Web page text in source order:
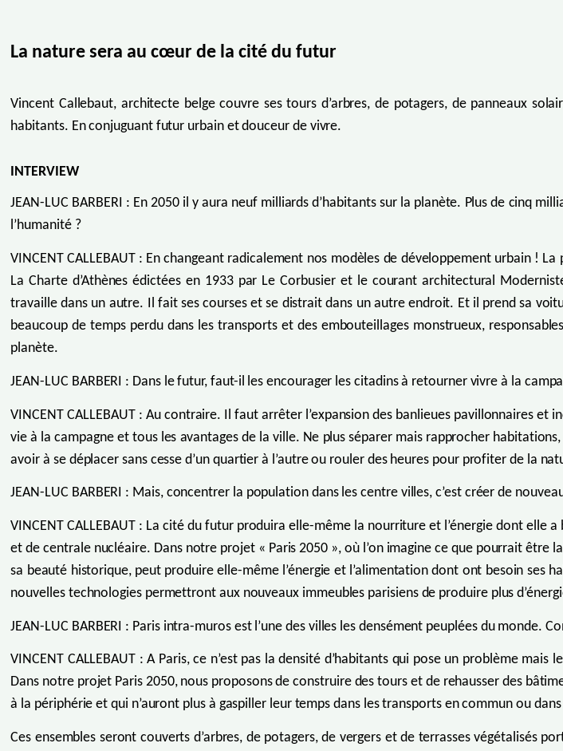
La nature sera au cœur de la cité du futur
Vincent Callebaut, architecte belge couvre ses tours d’arbres, de potagers, de panneaux
habitants. En conjuguant futur urbain et douceur de vivre.
INTERVIEW
JEAN-LUC BARBERI : En 2050 il y aura neuf milliards d’habitants sur la planète. Plus de cinq
l’humanité ?
VINCENT CALLEBAUT : En changeant radicalement nos modèles de développement urbain !
La Charte d’Athènes édictées en 1933 par Le Corbusier et le courant architectural
travaille dans un autre. Il fait ses courses et se distrait dans un autre endroit. Et il prend sa
beaucoup de temps perdu dans les transports et des embouteillages monstrueux,
planète.
JEAN-LUC BARBERI : Dans le futur, faut-il les encourager les citadins à retourner vivre à la
VINCENT CALLEBAUT : Au contraire. Il faut arrêter l’expansion des banlieues pavillonnaires
vie à la campagne et tous les avantages de la ville. Ne plus séparer mais rapprocher
avoir à se déplacer sans cesse d’un quartier à l’autre ou rouler des heures pour profiter de la
JEAN-LUC BARBERI : Mais, concentrer la population dans les centre villes, c’est créer de
VINCENT CALLEBAUT : La cité du futur produira elle-même la nourriture et l’énergie dont elle
et de centrale nucléaire. Dans notre projet « Paris 2050 », où l’on imagine ce que pourrait être
sa beauté historique, peut produire elle-même l’énergie et l’alimentation dont ont besoin ses
nouvelles technologies permettront aux nouveaux immeubles parisiens de produire plus
JEAN-LUC BARBERI : Paris intra-muros est l’une des villes les densément peuplées du monde.
VINCENT CALLEBAUT : A Paris, ce n’est pas la densité d’habitants qui pose un problème
Dans notre projet Paris 2050, nous proposons de construire des tours et de rehausser des
à la périphérie et qui n’auront plus à gaspiller leur temps dans les transports en commun ou
Ces ensembles seront couverts d’arbres, de potagers, de vergers et de terrasses végétalisés